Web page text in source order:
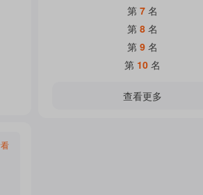
第 7 名
第 8 名
第 9 名
第 10 名
查看更多